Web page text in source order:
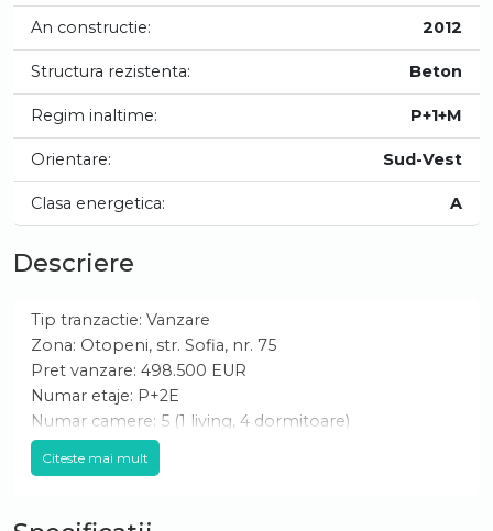
An constructie: 2012
Structura rezistenta: Beton
Regim inaltime: P+1+M
Orientare: Sud-Vest
Clasa energetica: A
Descriere
Tip tranzactie: Vanzare
Zona: Otopeni, str. Sofia, nr. 75
Pret vanzare: 498.500 EUR
Numar etaje: P+2E
Numar camere: 5 (1 living, 4 dormitoare)
Numar bai: 3
Numar bucatarii: 1
Garaje: 1
Citeste mai mult